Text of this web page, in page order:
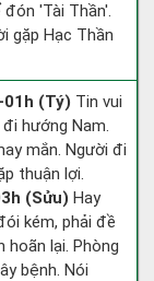
'Tài Thần'.
gặp Hạc Thần
(Tý) Tin vui
hướng Nam.
mắn. Người đi
thuận lợi.
(Sửu) Hay
kém, phải đề
lại. Phòng
bệnh. Nói